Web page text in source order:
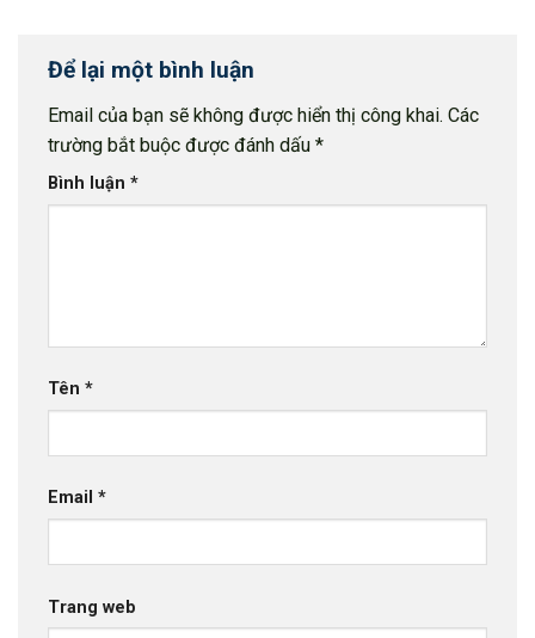
Để lại một bình luận
Email của bạn sẽ không được hiển thị công khai. Các
trường bắt buộc được đánh dấu *
Bình luận *
Tên *
Email *
Trang web